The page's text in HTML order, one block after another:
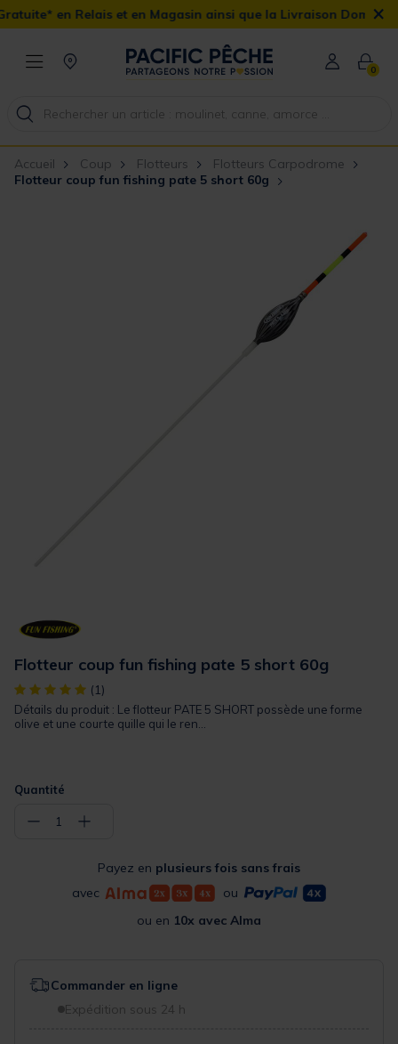
et en Magasin ainsi que la Livraison Domicile offerte dès 90€
×
0
Accueil Coup Flotteurs
Flotteurs Carpodrome
Flotteur coup fun fishing pate 5 short 60g
Flotteur coup fun fishing pate 5 short 60g
[object Object] out of 5 Customer Rating
(1)
Détails du produit : Le flotteur PATE 5 SHORT possède une forme
olive et une courte quille qui le ren...
Quantité
− 1 +
Payez en plusieurs fois sans frais
avec
ou
ou en 10x avec Alma
Commander en ligne
Expédition sous 24 h